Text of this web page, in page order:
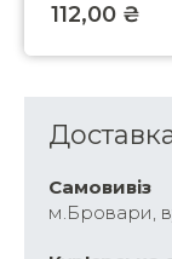
112,00 ₴
Самовивіз
м.Бровари,